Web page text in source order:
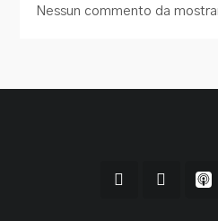
Nessun commento da